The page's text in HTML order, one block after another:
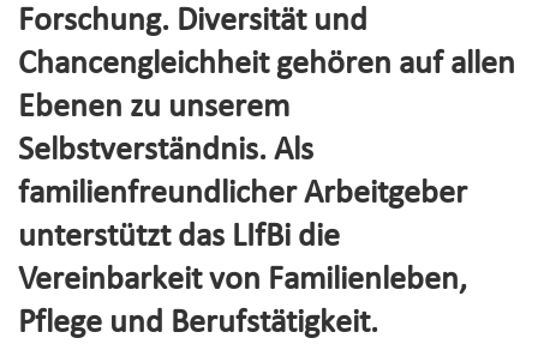
Forschung. Diversität und
Chancengleichheit gehören auf allen
Ebenen zu unserem
Selbstverständnis. Als
familienfreundlicher Arbeitgeber
unterstützt das LIfBi die
Vereinbarkeit von Familienleben,
Pflege und Berufstätigkeit.